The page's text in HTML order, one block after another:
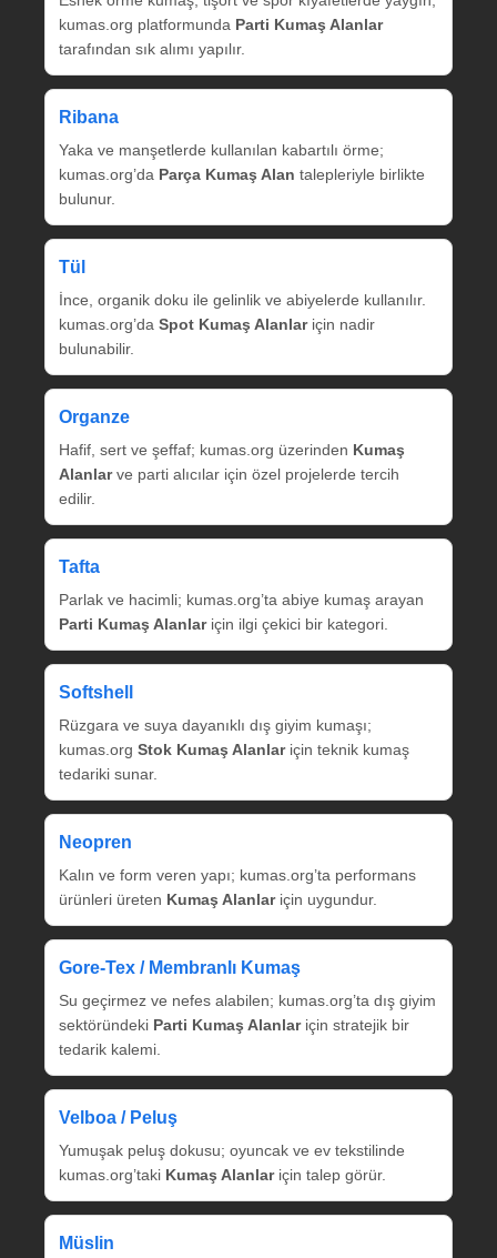
kumas.org platformunda Parti Kumaş Alanlar
tarafından sık alımı yapılır.
Ribana
Yaka ve manşetlerde kullanılan kabartılı örme;
kumas.org’da Parça Kumaş Alan talepleriyle birlikte
bulunur.
Tül
İnce, organik doku ile gelinlik ve abiyelerde kullanılır.
kumas.org’da Spot Kumaş Alanlariçin nadir
bulunabilir.
Organze
Hafif, sert ve şeffaf; kumas.org üzerinden Kumaş
Alanlarve parti alıcılar için özel projelerde tercih
edilir.
Tafta
Parlak ve hacimli; kumas.org’ta abiye kumaş arayan
Parti Kumaş Alanlariçin ilgi çekici bir kategori.
Softshell
Rüzgara ve suya dayanıklı dış giyim kumaşı;
kumas.org Stok Kumaş Alanlariçin teknik kumaş
tedariki sunar.
Neopren
Kalın ve form veren yapı; kumas.org’ta performans
ürünleri üreten Kumaş Alanlariçin uygundur.
Gore‑Tex / Membranlı Kumaş
Su geçirmez ve nefes alabilen; kumas.org’ta dış giyim
sektöründeki Parti Kumaş Alanlariçin stratejik bir
tedarik kalemi.
Velboa / Peluş
Yumuşak peluş dokusu; oyuncak ve ev tekstilinde
kumas.org’taki Kumaş Alanlariçin talep görür.
Müslin